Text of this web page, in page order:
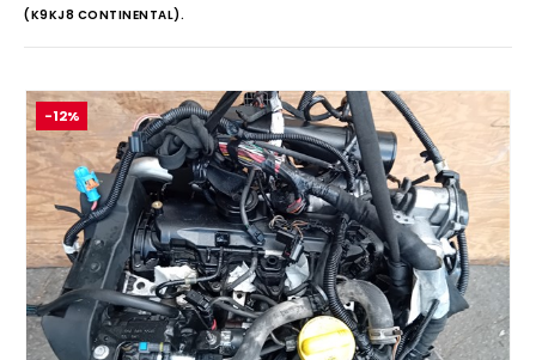
(K9KJ8 CONTINENTAL).
-12%